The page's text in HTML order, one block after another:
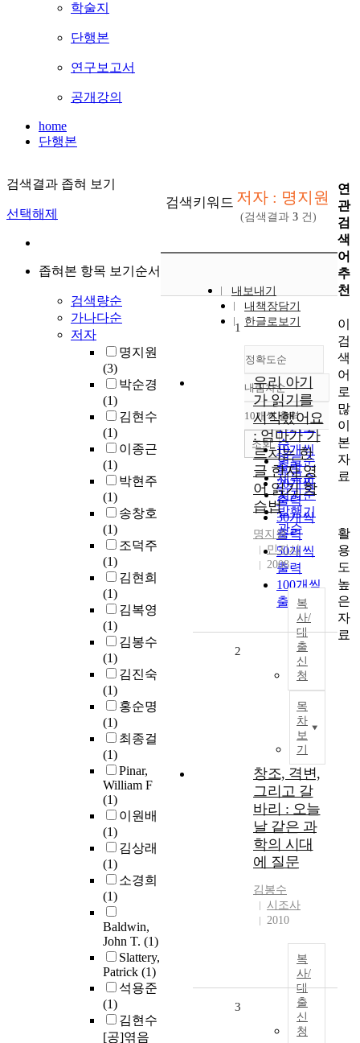
학술지
단행본
연구보고서
공개강의
home
단행본
검색결과 좁혀 보기
선택해제
좁혀본 항목 보기순서
검색량순
가나다순
저자
명지원
(3)
박순경
(1)
김현수
(1)
이종근
(1)
박현주
(1)
송창호
(1)
조덕주
(1)
김현희
(1)
김복영
(1)
김봉수
(1)
김진숙
(1)
홍순명
(1)
최종걸
(1)
Pinar,
William F
(1)
이원배
(1)
김상래
(1)
소경희
(1)
Baldwin,
John T. (1)
Slattery,
Patrick (1)
석용준
(1)
김현수
[공]엮음
검색키워드 저자 : 명지원
(검색결과 3 건)
내보내기
내책장담기
한글로보기
정확도순
정확도
순
인기도
순
연도순
제목순
저자순
발행기
관순
내림차순
내림차순
10개씩 출력
10개씩
출력
20개씩
출력
30개씩
출력
50개씩
출력
100개씩
출력
조회
1
우리 아기
가 읽기를
시작했어요
: 엄마가 가
르치는 한
글 한자 영
어 읽기 학
습법
명지원
민지사
2008
복
사/
대
출
신
청
목
차
보
기
2
창조, 격변,
그리고 갈
바리 : 오늘
날 같은 과
학의 시대
에 질문
김봉수
시조사
2010
복
사/
대
출
신
청
3
연
관
검
색
어
추
천
이
검
색
어
로
많
이
본
자
료
활
용
도
높
은
자
료